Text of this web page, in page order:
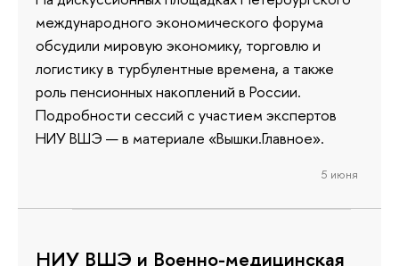
международного экономического форума
обсудили мировую экономику, торговлю и
логистику в турбулентные времена, а также
роль пенсионных накоплений в России.
Подробности сессий с участием экспертов
НИУ ВШЭ — в материале «Вышки.Главное».
5 июня
НИУ ВШЭ и Военно-медицинская